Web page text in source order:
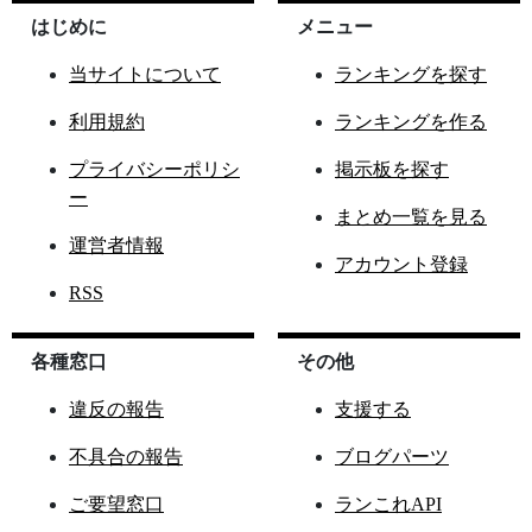
はじめに
当サイトについて
利用規約
プライバシーポリシ
ー
運営者情報
RSS
メニュー
ランキングを探す
ランキングを作る
掲示板を探す
まとめ一覧を見る
アカウント登録
各種窓口
違反の報告
不具合の報告
ご要望窓口
その他
支援する
ブログパーツ
ランこれAPI